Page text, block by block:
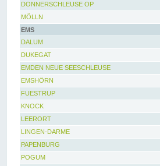
DONNERSCHLEUSE OP
MÖLLN
EMS
DALUM
DUKEGAT
EMDEN NEUE SEESCHLEUSE
EMSHÖRN
FUESTRUP
KNOCK
LEERORT
LINGEN-DARME
PAPENBURG
POGUM